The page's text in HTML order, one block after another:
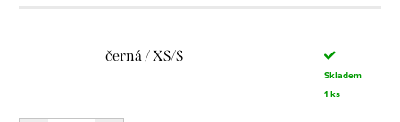
černá / XS/S
Skladem
1 ks